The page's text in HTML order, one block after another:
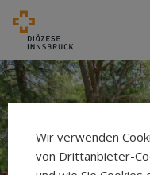
Wir verwenden
von Drittanbieter-